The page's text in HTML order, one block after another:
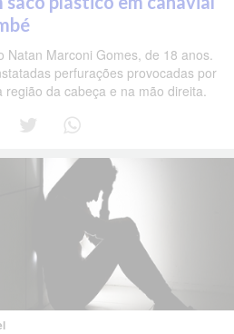
Marconi Gomes, de 18 anos.
perfurações provocadas por
da cabeça e na mão direita.